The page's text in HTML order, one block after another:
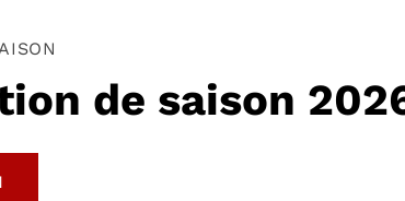
de saison
NOUVELLE FENÊTRE